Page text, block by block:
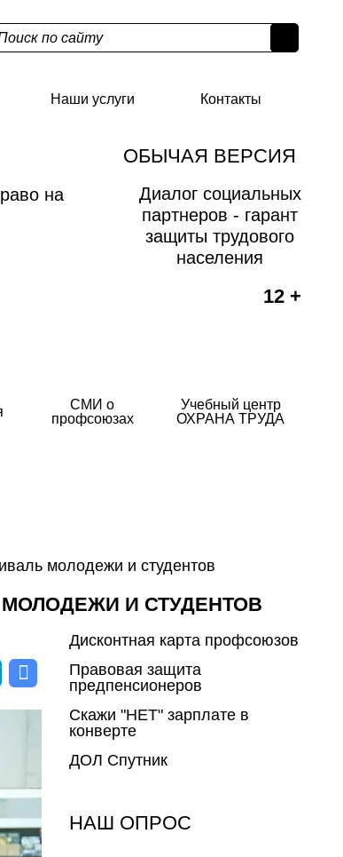
Наши услуги Контакты
ОБЫЧАЯ ВЕРСИЯ
на
Диалог социальных
партнеров - гарант
защиты трудового
населения
12 +
СМИ о
профсоюзах
Учебный центр
ОХРАНА ТРУДА
молодежи и студентов
И СТУДЕНТОВ
Дисконтная карта профсоюзов
Правовая защита
предпенсионеров
Скажи "НЕТ" зарплате в
конверте
ДОЛ Спутник
НАШ ОПРОС